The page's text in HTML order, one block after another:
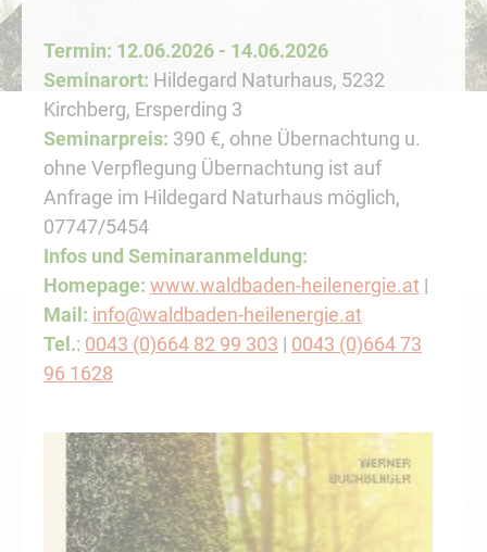
Termin: 12.06.2026 - 14.06.2026
Seminarort: Hildegard Naturhaus, 5232
Kirchberg, Ersperding 3
Seminarpreis: 390 €, ohne Übernachtung u.
ohne Verpflegung Übernachtung ist auf
Anfrage im Hildegard Naturhaus möglich,
07747/5454
Infos und Seminaranmeldung:
Homepage: www.waldbaden-heilenergie.at |
Mail: info@waldbaden-heilenergie.at
Tel.: 0043 (0)664 82 99 303 | 0043 (0)664 73
96 1628